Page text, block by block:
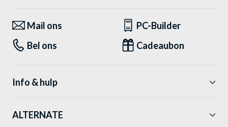
Mail ons
PC-Builder
Bel ons
Cadeaubon
Info & hulp
ALTERNATE